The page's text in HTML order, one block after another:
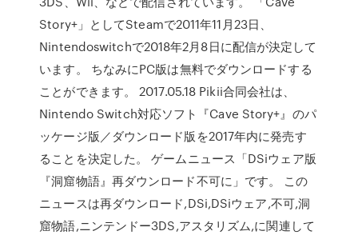
Story+」としてSteamで2011年11月23日、
Nintendoswitchで2018年2月8日に配信が決定して
います。 ちなみにPC版は無料でダウンロードする
ことができます。 2017.05.18 Pikii合同会社は、
Nintendo Switch対応ソフト『Cave Story+』のパ
ッケージ版／ダウンロード版を2017年内に発売す
ることを決定した。 ゲームニュース「DSiウェア版
『洞窟物語』再ダウンロード不可に」です。 この
ニュースは再ダウンロード,DSi,DSiウェア,不可,洞
窟物語,ニンテンドー3DS,アスタリズム,に関連して